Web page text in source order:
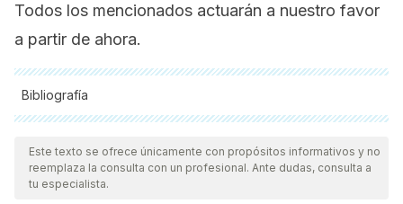
Todos los mencionados actuarán a nuestro favor
a partir de ahora.
Bibliografía
Todas las fuentes citadas fueron revisadas a profundidad por
nuestro equipo, para asegurar su calidad, confiabilidad,
vigencia y validez.La bibliografía de este artículo fue
Este texto se ofrece únicamente con propósitos informativos y no
reemplaza la consulta con un profesional. Ante dudas, consulta a
tu especialista.